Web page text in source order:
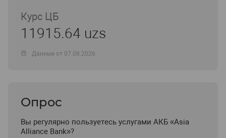
Курс ЦБ
11915.64 uzs
Данные от 07.08.2026
Опрос
Вы регулярно пользуетесь услугами АКБ «Asia
Alliance Bank»?